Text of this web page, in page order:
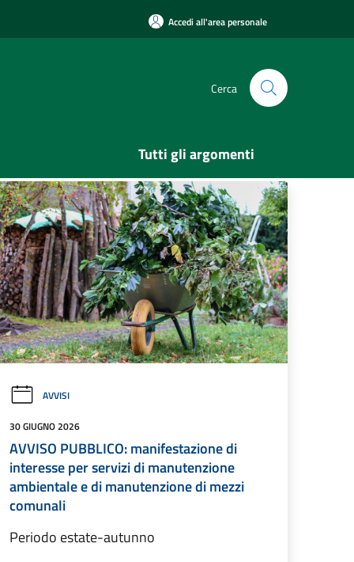
Accedi all'area personale
Cerca
Tutti gli argomenti
AVVISI
30 GIUGNO 2026
AVVISO PUBBLICO: manifestazione di
interesse per servizi di manutenzione
ambientale e di manutenzione di mezzi
comunali
Periodo estate-autunno